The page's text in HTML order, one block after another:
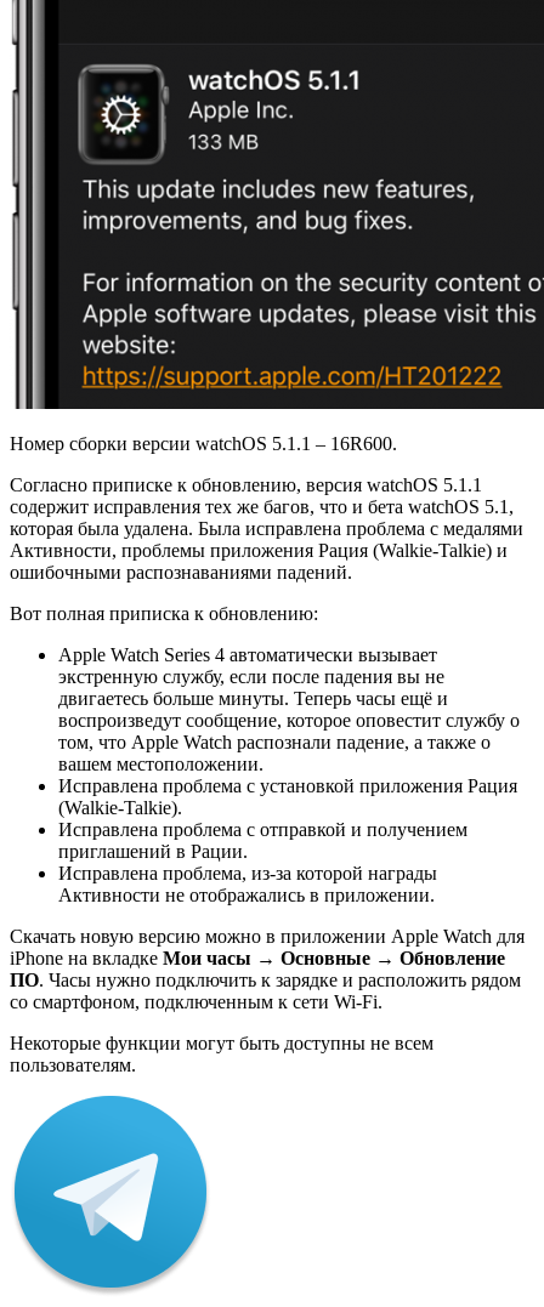
Номер сборки версии watchOS 5.1.1 – 16R600.
Согласно приписке к обновлению, версия watchOS 5.1.1
содержит исправления тех же багов, что и бета watchOS 5.1,
которая была удалена. Была исправлена проблема с медалями
Активности, проблемы приложения Рация (Walkie-Talkie) и
ошибочными распознаваниями падений.
Вот полная приписка к обновлению:
Apple Watch Series 4 автоматически вызывает
экстренную службу, если после падения вы не
двигаетесь больше минуты. Теперь часы ещё и
воспроизведут сообщение, которое оповестит службу о
том, что Apple Watch распознали падение, а также о
вашем местоположении.
Исправлена проблема с установкой приложения Рация
(Walkie-Talkie).
Исправлена проблема с отправкой и получением
приглашений в Рации.
Исправлена проблема, из-за которой награды
Активности не отображались в приложении.
Скачать новую версию можно в приложении Apple Watch для
iPhone на вкладке Мои часы → Основные → Обновление
ПО. Часы нужно подключить к зарядке и расположить рядом
со смартфоном, подключенным к сети Wi-Fi.
Некоторые функции могут быть доступны не всем
пользователям.